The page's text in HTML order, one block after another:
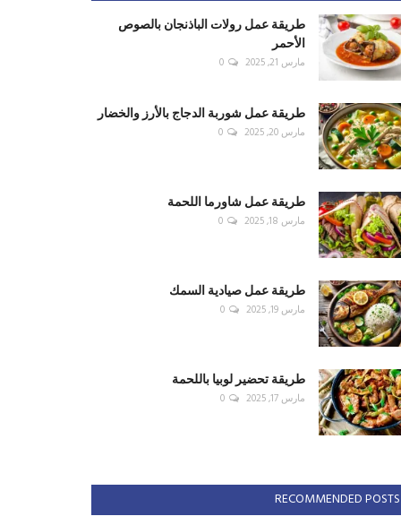
طريقة عمل رولات الباذنجان بالصوص
الأحمر
مارس 21, 2025 0
طريقة عمل شوربة الدجاج بالأرز والخضار
مارس 20, 2025 0
طريقة عمل شاورما اللحمة
مارس 18, 2025 0
طريقة عمل صيادية السمك
مارس 19, 2025 0
طريقة تحضير لوبيا باللحمة
مارس 17, 2025 0
RECOMMENDED POSTS